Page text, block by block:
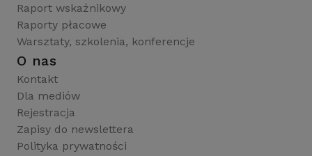
Raport wskaźnikowy
Raporty płacowe
Warsztaty, szkolenia, konferencje
O nas
Kontakt
Dla mediów
Rejestracja
Zapisy do newslettera
Polityka prywatności